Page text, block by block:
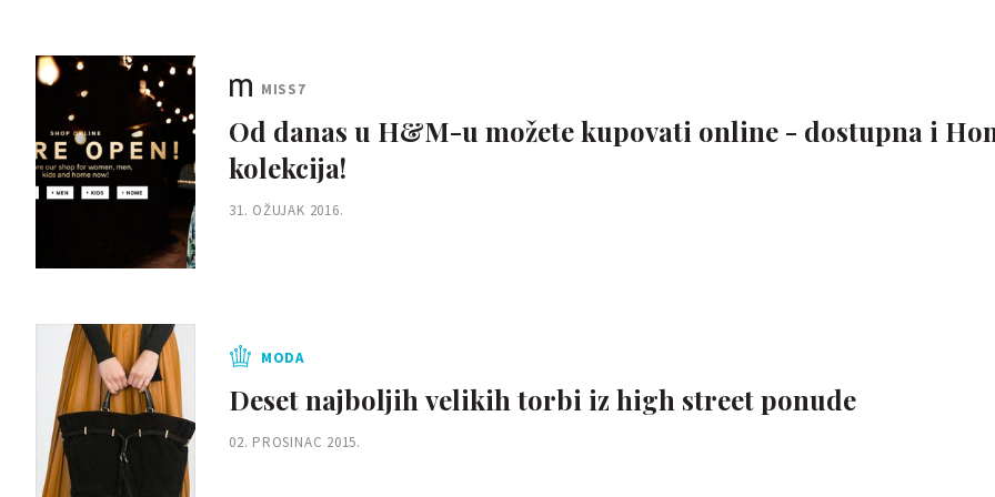
MISS7
Od danas u H&M-u možete kupovati online - dostupna i
kolekcija!
31. OŽUJAK 2016.
MODA
Deset najboljih velikih torbi iz high street ponude
02. PROSINAC 2015.